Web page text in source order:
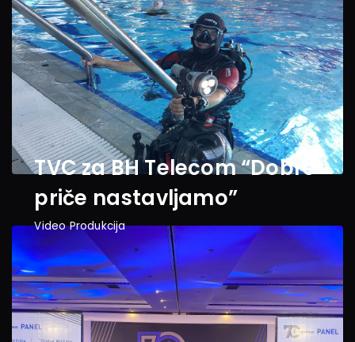
TVC za BH Telecom “Dobre
priče nastavljamo”
Video Produkcija